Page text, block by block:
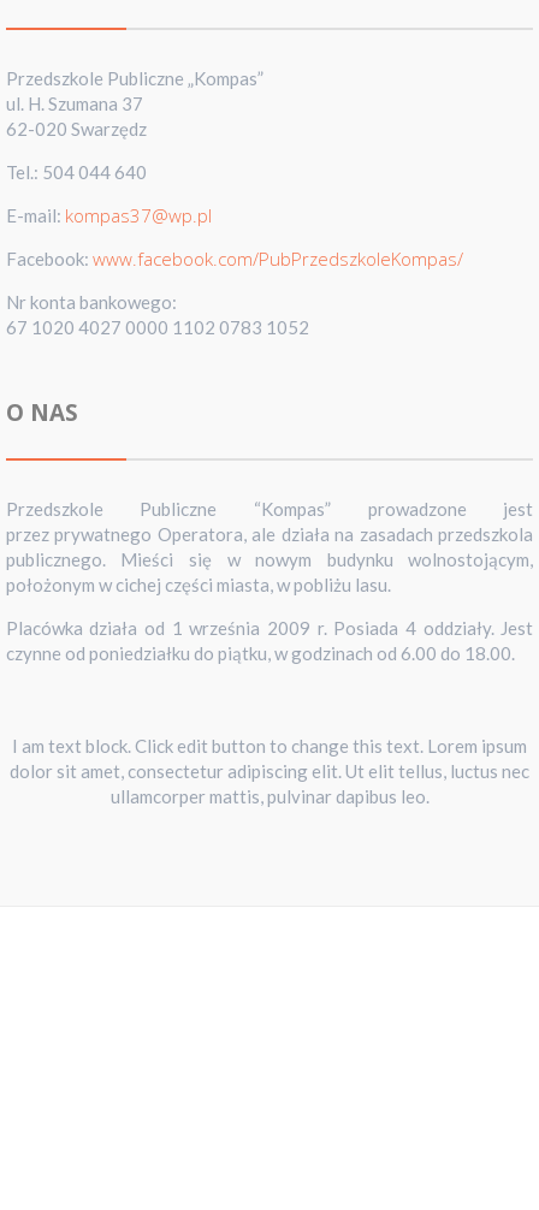
Przedszkole Publiczne „Kompas”
ul. H. Szumana 37
62-020 Swarzędz
Tel.: 504 044 640
E-mail: kompas37@wp.pl
Facebook: www.facebook.com/PubPrzedszkoleKompas/
Nr konta bankowego:
67 1020 4027 0000 1102 0783 1052
O NAS
Przedszkole Publiczne “Kompas” prowadzone jest
przez prywatnego Operatora, ale działa na zasadach przedszkola
publicznego. Mieści się w nowym budynku wolnostojącym,
położonym w cichej części miasta, w pobliżu lasu.
Placówka działa od 1 września 2009 r. Posiada 4 oddziały. Jest
czynne od poniedziałku do piątku, w godzinach od 6.00 do 18.00.
I am text block. Click edit button to change this text. Lorem ipsum
dolor sit amet, consectetur adipiscing elit. Ut elit tellus, luctus nec
ullamcorper mattis, pulvinar dapibus leo.